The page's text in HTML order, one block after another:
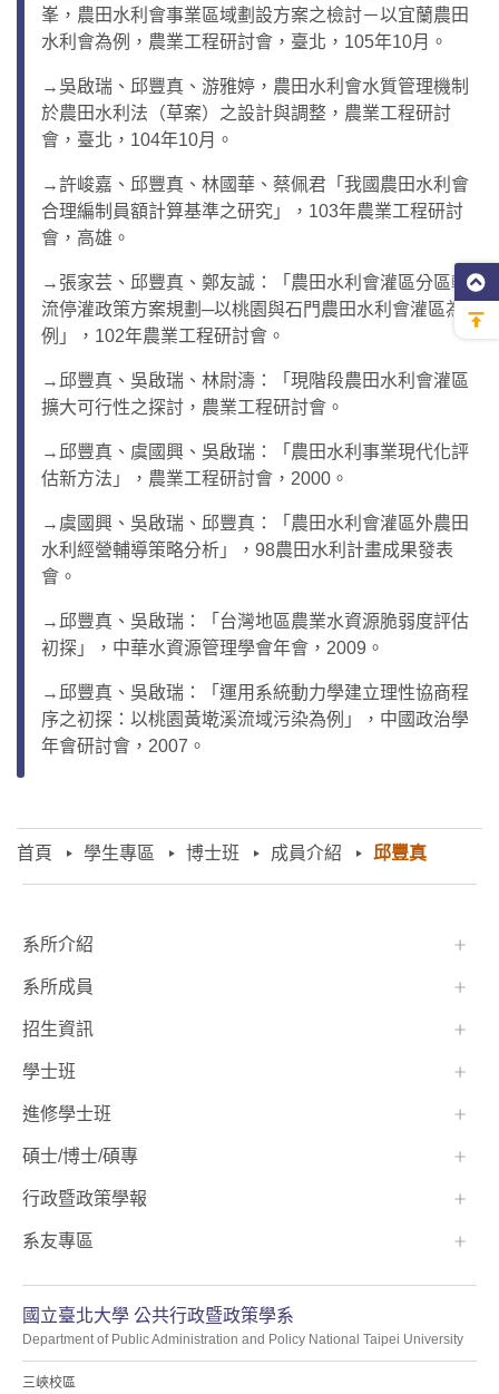
首頁 學生專區 博士班 成員介紹 邱豐真
峯，農田水利會事業區域劃設方案之檢討－以宜蘭農田
水利會為例，農業工程研討會，臺北，105年10月。
→吳啟瑞、邱豐真、游雅婷，農田水利會水質管理機制
於農田水利法（草案）之設計與調整，農業工程研討
會，臺北，104年10月。
→許峻嘉、邱豐真、林國華、蔡佩君「我國農田水利會
合理編制員額計算基準之研究」，103年農業工程研討
會，高雄。
→張家芸、邱豐真、鄭友誠：「農田水利會灌區分區輪
流停灌政策方案規劃─以桃園與石門農田水利會灌區為
例」，102年農業工程研討會。
→邱豐真、吳啟瑞、林尉濤：「現階段農田水利會灌區
擴大可行性之探討，農業工程研討會。
→邱豐真、虞國興、吳啟瑞：「農田水利事業現代化評
估新方法」，農業工程研討會，2000。
→虞國興、吳啟瑞、邱豐真：「農田水利會灌區外農田
水利經營輔導策略分析」，98農田水利計畫成果發表
會。
→邱豐真、吳啟瑞：「台灣地區農業水資源脆弱度評估
初探」，中華水資源管理學會年會，2009。
→邱豐真、吳啟瑞：「運用系統動力學建立理性協商程
序之初探：以桃園黃墘溪流域污染為例」，中國政治學
年會研討會，2007。
:::
國立臺北大學 公共行政暨政策學系
Department of Public Administration and Policy National Taipei University
三峽校區
系所介紹
系所成員
招生資訊
學士班⠀⠀
進修學士班
碩士/博士/碩專
行政暨政策學報
系友專區